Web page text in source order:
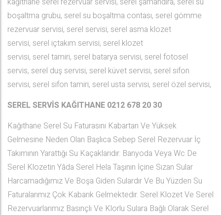
boşaltma grubu, serel su boşaltma contası, serel gömme
rezervuar servisi, serel servisi, serel asma klozet
servisi, serel içtakım servisi, serel klozet
servisi, serel tamiri, serel batarya servisi, serel fotosel
servis, serel duş servisi, serel küvet servisi, serel sifon
servisi, serel sifon tamiri, serel usta servisi, serel özel servisi,
SEREL SERVİS KAĞITHANE 0212 678 20 30
Kağıthane Serel Su Faturasını Kabartan Ve Yüksek
Gelmesine Neden Olan Başlıca Sebep Serel Rezervuar İç
Takımının Yarattığı Su Kaçaklarıdır. Banyoda Veya Wc De
Serel Klozetin Yâda Serel Hela Taşının İçine Sızan Sular
Harcamadığımız Ve Boşa Giden Sulardır Ve Bu Yüzden Su
Faturalarımız Çok Kabarık Gelmektedir. Serel Klozet Ve Serel
Rezervuarlarımız Basınçlı Ve Klorlu Sulara Bağlı Olarak Serel